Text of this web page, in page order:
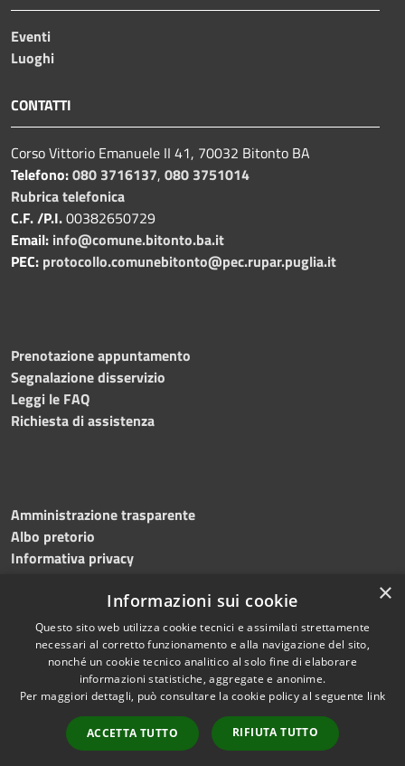
Eventi
Luoghi
CONTATTI
Corso Vittorio Emanuele II 41, 70032 Bitonto BA
Telefono:080 3716137, 080 3751014
Rubrica telefonica
C.F. /P.I.00382650729
Email: info@comune.bitonto.ba.it
PEC: protocollo.comunebitonto@pec.rupar.puglia.it
Prenotazione appuntamento
Segnalazione disservizio
Leggi le FAQ
Richiesta di assistenza
Amministrazione trasparente
Albo pretorio
Informativa privacy
Dichiarazione di accessibilità Meccanismo di feedback
RSS
Accessibilità
Copyright © 2026 • Comune di
Bitonto • Powered by
Municipium•
Accesso
redazione
×
Informazioni sui cookie
Questo sito web utilizza cookie tecnici e assimilati strettamente
necessari al corretto funzionamento e alla navigazione del sito,
nonché un cookie tecnico analitico al solo fine di elaborare
informazioni statistiche, aggregate e anonime.
Per maggiori dettagli, può consultare la cookie policy al seguente link
ACCETTA TUTTO RIFIUTA TUTTO